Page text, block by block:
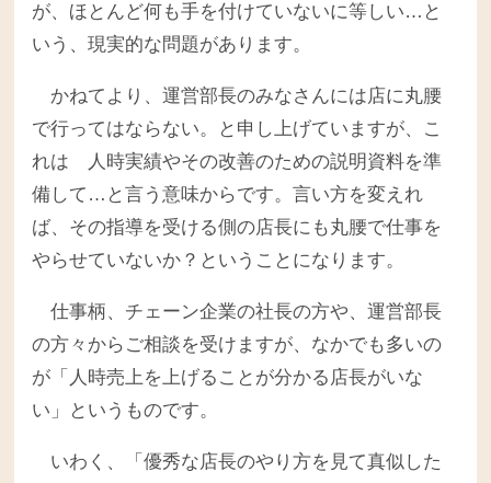
が、ほとんど何も手を付けていないに等しい…と
いう、現実的な問題があります。
かねてより、運営部長のみなさんには店に丸腰
で行ってはならない。と申し上げていますが、こ
れは 人時実績やその改善のための説明資料を準
備して…と言う意味からです。言い方を変えれ
ば、その指導を受ける側の店長にも丸腰で仕事を
やらせていないか？ということになります。
仕事柄、チェーン企業の社長の方や、運営部長
の方々からご相談を受けますが、なかでも多いの
が「人時売上を上げることが分かる店長がいな
い」というものです。
いわく、「優秀な店長のやり方を見て真似した